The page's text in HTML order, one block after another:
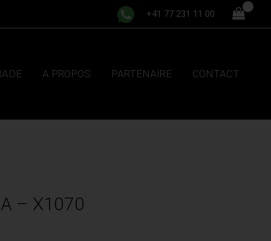
+41 77 231 11 00
A PROPOS PARTENAIRE CONTACT
– X1070